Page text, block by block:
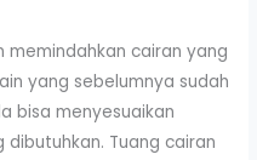
memindahkan cairan yang
yang sebelumnya sudah
bisa menyesuaikan
Tuang cairan